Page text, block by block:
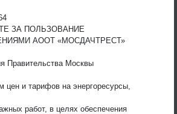
ЗА ПОЛЬЗОВАНИЕ
АООТ «МОСДАЧТРЕСТ»
Правительства Москвы
цен и тарифов на энергоресурсы,
работ, в целях обеспечения